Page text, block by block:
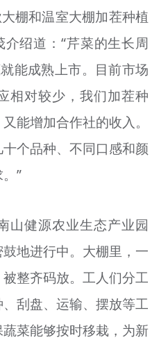
棚和温室大棚加茬种植
绍道：“芹菜的生长周
能成熟上市。目前市场
相对较少，我们加茬种
能增加合作社的收入。
个品种、不同口感和颜
”
山健源农业生态产业园
地进行中。大棚里，一
整齐码放。工人们分工
刮盘、运输、摆放等工
菜能够按时移栽，为新